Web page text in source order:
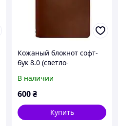
Кожаный блокнот софт-
бук 8.0 (светло-
В наличии
600₴
Купить